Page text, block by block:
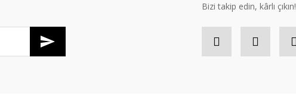
Bizi takip edin, kârlı çıkın!